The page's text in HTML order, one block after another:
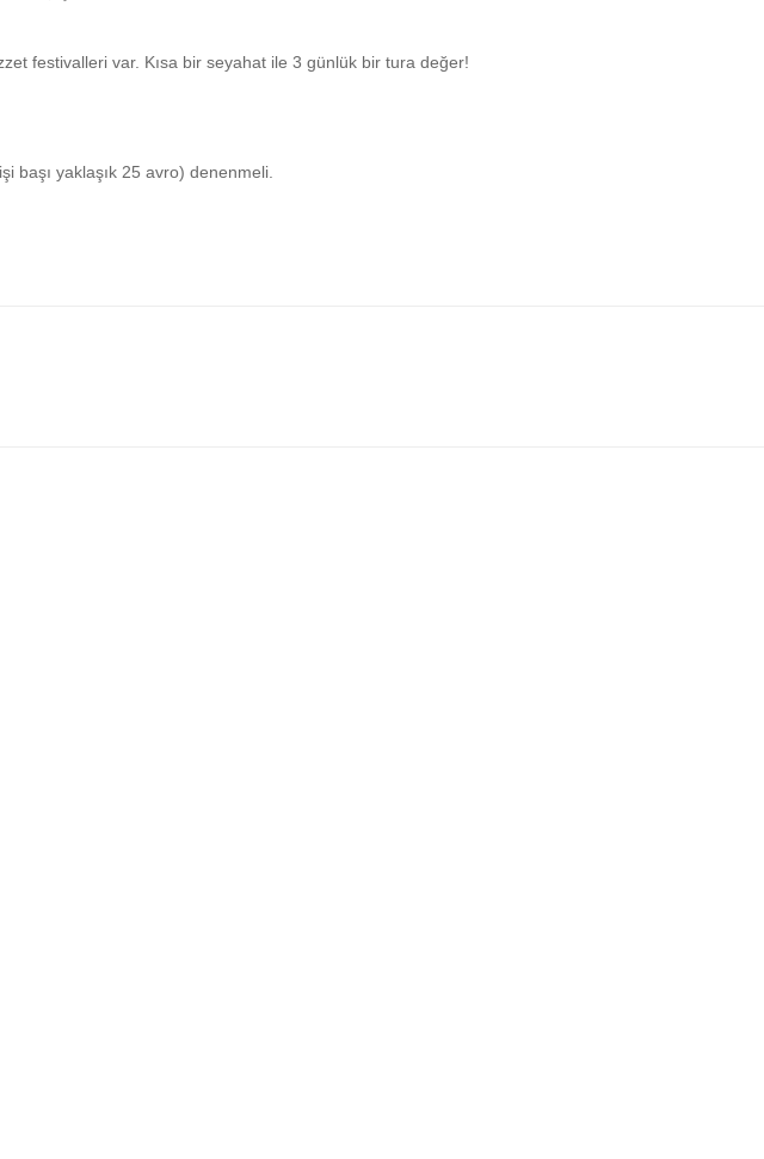
festivalleri var. Kısa bir seyahat ile 3 günlük bir tura değer!
başı yaklaşık 25 avro) denenmeli.